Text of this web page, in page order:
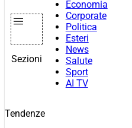
Sezioni
Economia
Corporate
Politica
Esteri
News
Salute
Sport
AI TV
Tendenze